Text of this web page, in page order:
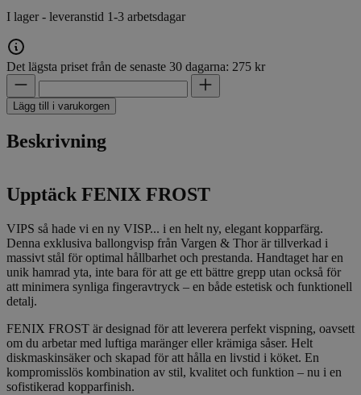
I lager - leveranstid 1-3 arbetsdagar
Det lägsta priset från de senaste 30 dagarna: 275 kr
Lägg till i varukorgen
Beskrivning
Upptäck FENIX FROST
VIPS så hade vi en ny VISP... i en helt ny, elegant kopparfärg.
Denna exklusiva ballongvisp från Vargen & Thor är tillverkad i
massivt stål för optimal hållbarhet och prestanda. Handtaget har en
unik hamrad yta, inte bara för att ge ett bättre grepp utan också för
att minimera synliga fingeravtryck – en både estetisk och funktionell
detalj.
FENIX FROST är designad för att leverera perfekt vispning, oavsett
om du arbetar med luftiga maränger eller krämiga såser. Helt
diskmaskinsäker och skapad för att hålla en livstid i köket. En
kompromisslös kombination av stil, kvalitet och funktion – nu i en
sofistikerad kopparfinish.